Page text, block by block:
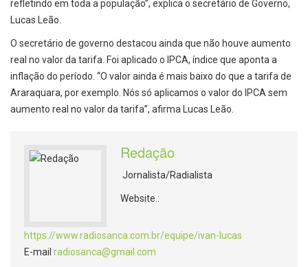
refletindo em toda a população”, explica o secretário de Governo,
Lucas Leão.
O secretário de governo destacou ainda que não houve aumento
real no valor da tarifa. Foi aplicado o IPCA, índice que aponta a
inflação do período. “O valor ainda é mais baixo do que a tarifa de
Araraquara, por exemplo. Nós só aplicamos o valor do IPCA sem
aumento real no valor da tarifa”, afirma Lucas Leão.
Redação
Jornalista/Radialista
Website.:
https://www.radiosanca.com.br/equipe/ivan-lucas
E-mail radiosanca@gmail.com